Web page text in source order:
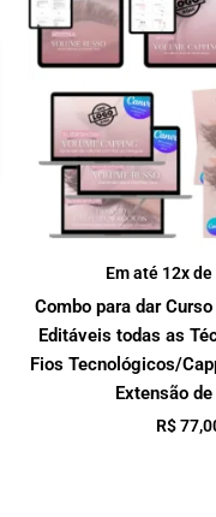
Em até 12x de
Combo para dar
Editáveis todas as
Fios Tecnológicos/
Extensão
R$